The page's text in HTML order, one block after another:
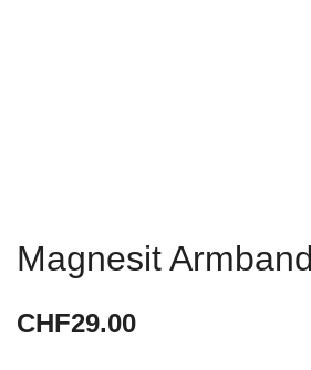
Magnesit Armband
CHF29.00